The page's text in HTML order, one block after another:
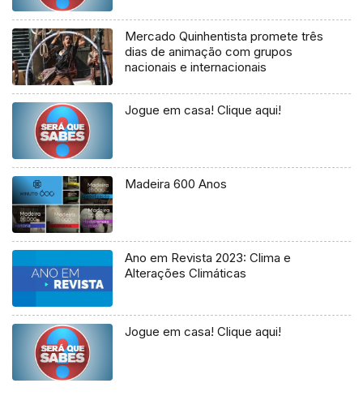
Mercado Quinhentista promete três
dias de animação com grupos
nacionais e internacionais
Jogue em casa! Clique aqui!
Madeira 600 Anos
Ano em Revista 2023: Clima e
Alterações Climáticas
Jogue em casa! Clique aqui!